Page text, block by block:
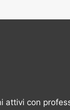
attivi con